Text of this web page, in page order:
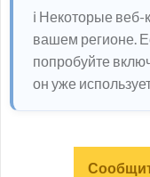
ℹ️ Некоторые
вашем регионе.
попробуйте
он уже